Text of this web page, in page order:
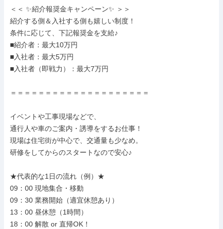
＜＜ ✨紹介報奨金キャンペーン✨ ＞＞
紹介する側＆入社する側も嬉しい制度！
条件に応じて、下記報奨金を支給♪
■紹介者：最大10万円
■入社者：最大5万円
■入社者（即戦力）：最大7万円
＝＝＝＝＝＝＝＝＝＝＝＝＝＝＝＝＝＝＝＝
イベントや工事現場などで、
通行人や車のご案内・誘導をするお仕事！
現場は住宅街が中心で、交通量も少なめ。
研修をしてからのスタートなので安心♪
★代表的な1日の流れ（例）★
09：00 現地集合・移動
09：30 業務開始（適宜休憩あり）
13：00 昼休憩（1時間）
18：00 解散 or 直帰OK！